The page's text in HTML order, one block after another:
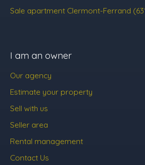
Sale apartment Clermont-Ferrand
I am an owner
Our agency
Estimate your property
Sell with us
Seller area
Rental management
Contact Us